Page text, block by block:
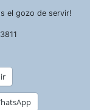
el gozo de servir!